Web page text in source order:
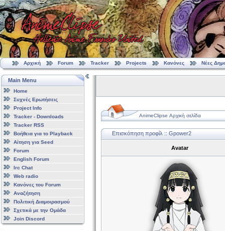
Αρχική Forum Tracker Projects Κανόνες Νέες
Main Menu
Home
Συχνές Ερωτήσεις
Project Info
Tracker - Downloads
Tracker RSS
Βοήθεια για το Playback
Αίτηση για Seed
Forum
English Forum
Irc Chat
Web radio
Κανόνες του Forum
Αναζήτηση
Πολιτική Διαμοιρασμού
Σχετικά με την Ομάδα
Join Discord
AnimeClipse Αρχική σελίδα
Επισκόπηση προφίλ :: Gpower2
Avatar